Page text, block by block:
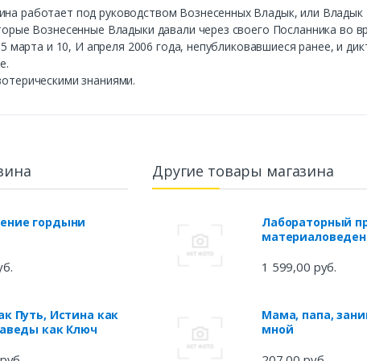
работает под руководством Вознесенных Владык, или Владык
Вознесенные Владыки давали через своего Посланника во
марта и 10, И апреля 2006 года, непубликовавшиеся ранее, и
знаниями.
гордыни
Путь, Истина как
как Ключ
Другие товары магазина
Лабораторный
1 599,00 руб.
Мама, папа,
мной